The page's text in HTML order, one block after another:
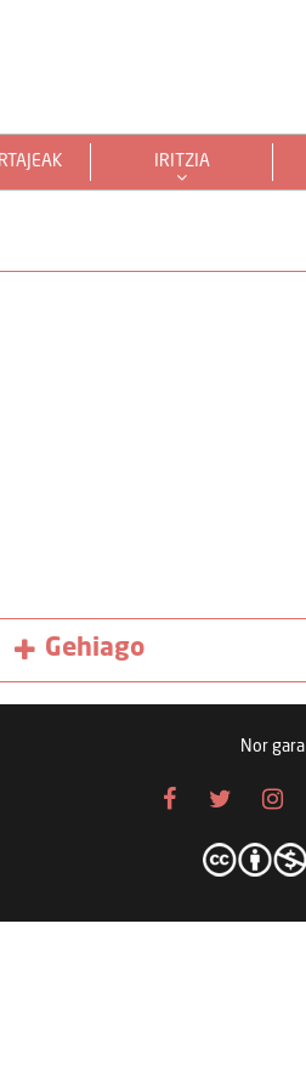
IRITZIA
Gehiago
Nor gara